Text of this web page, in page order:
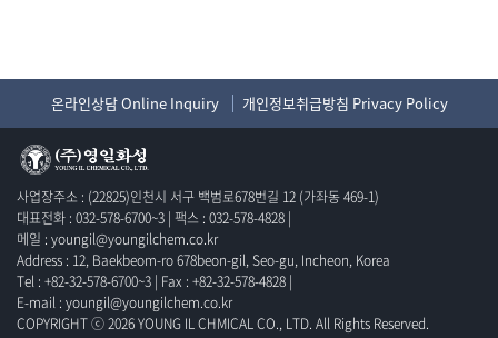
온라인상담 Online Inquiry 개인정보취급방침 Privacy Policy
사업장주소 : (22825)인천시 서구 백범로678번길 12 (가좌동 469-1)
대표전화 : 032-578-6700~3 | 팩스 : 032-578-4828 |
메일 : youngil@youngilchem.co.kr
Address : 12, Baekbeom-ro 678beon-gil, Seo-gu, Incheon, Korea
Tel : +82-32-578-6700~3 | Fax : +82-32-578-4828 |
E-mail : youngil@youngilchem.co.kr
COPYRIGHT ⓒ 2026 YOUNG IL CHMICAL CO., LTD. All Rights Reserved.